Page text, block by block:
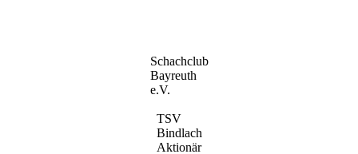
Schachclub
Bayreuth
e.V.
TSV
Bindlach
Aktionär